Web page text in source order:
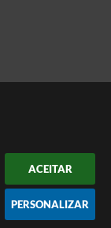
ACEITAR
PERSONALIZAR